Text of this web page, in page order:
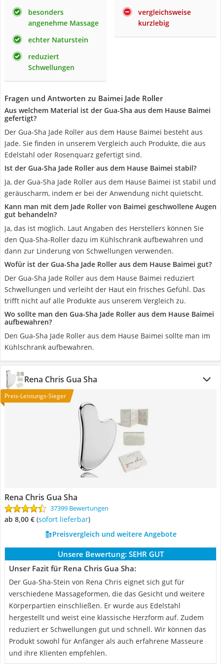
besonders
angenehme Massage
echter Naturstein
reduziert
Schwellungen
vergleichsweise
kurzlebig
Fragen und Antworten zu Baimei Jade Roller
Aus welchem Material ist der Gua-Sha aus dem Hause Baimei
gefertigt?
Der Gua-Sha Jade Roller aus dem Hause Baimei besteht aus
Jade. Sie finden in unserem Vergleich auch Produkte, die aus
Edelstahl oder Rosenquarz gefertigt sind.
Ist der Gua-Sha Jade Roller aus dem Hause Baimei stabil?
Ja, der Gua-Sha Jade Roller aus dem Hause Baimei ist stabil und
geräuscharm, indem er bei der Anwendung nicht quietscht.
Kann man mit dem Jade Roller von Baimei geschwollene Augen
gut behandeln?
Ja, das ist möglich. Laut Angaben des Herstellers können Sie
den Qua-Sha-Roller dazu im Kühlschrank aufbewahren und
dann zur Linderung von Schwellungen verwenden.
Wofür ist der Gua-Sha Jade Roller aus dem Hause Baimei gut?
Der Gua-Sha Jade Roller aus dem Hause Baimei reduziert
Schwellungen und verleiht der Haut ein frisches Gefühl. Das
trifft nicht auf alle Produkte aus unserem Vergleich zu.
Wo sollte man den Gua-Sha Jade Roller aus dem Hause Baimei
aufbewahren?
Den Gua-Sha Jade Roller aus dem Hause Baimei sollte man im
Kühlschrank aufbewahren.
Rena Chris Gua Sha
Preis-Leistungs-Sieger
Rena Chris Gua Sha
37399 Bewertungen
ab 8,00 € ( Sofort lieferbar)
Preisvergleich und weitere Angebote
Unsere Bewertung: SEHR GUT
Unser Fazit für Rena Chris Gua Sha:
Der Gua-Sha-Stein von Rena Chris eignet sich gut für
verschiedene Massageformen, die das Gesicht und weitere
Körperpartien einschließen. Er wurde aus Edelstahl
hergestellt und weist eine klassische Herzform auf. Zudem
reduziert er Schwellungen gut und schnell. Wir können das
Produkt sowohl für Anfänger als auch erfahrene Masseure
und ihre Klienten empfehlen.